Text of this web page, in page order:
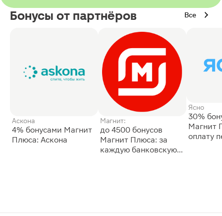
Бонусы от партнёров Все
Аскона
4% бонусами Магнит
Плюса: Аскона
Магнит:
до 4500 бонусов
Магнит Плюса: за
каждую банковскую
Ясно
30%
Магнит
оплату